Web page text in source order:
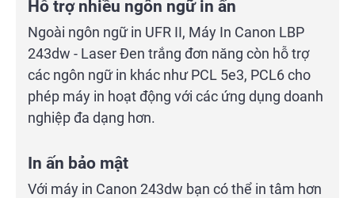
Hỗ trợ nhiều ngôn ngữ in ấn
Ngoài ngôn ngữ in UFR II, Máy In Canon LBP
243dw - Laser Đen trắng đơn năng còn hỗ trợ
các ngôn ngữ in khác như PCL 5e3, PCL6 cho
phép máy in hoạt động với các ứng dụng doanh
nghiệp đa dạng hơn.
In ấn bảo mật
Với máy in Canon 243dw bạn có thể in tâm hơn